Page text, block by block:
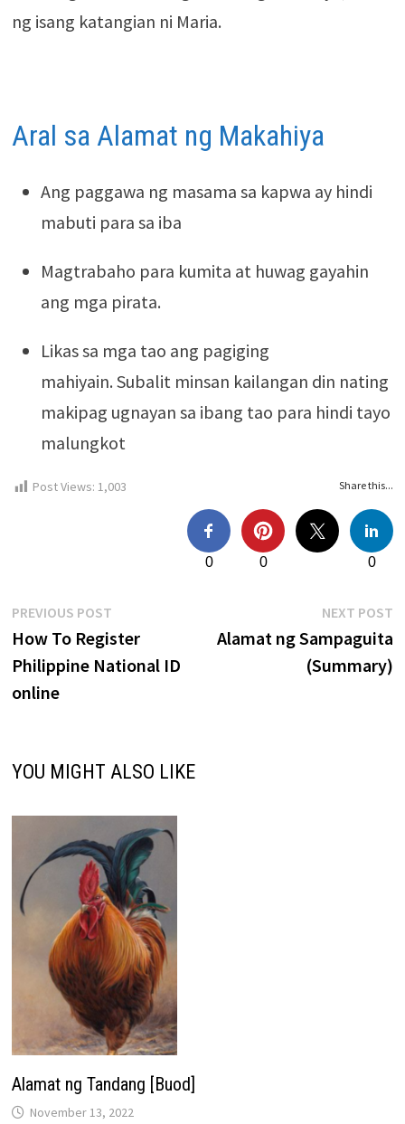
ng isang katangian ni Maria.
Aral sa Alamat ng Makahiya
Ang paggawa ng masama sa kapwa ay hindi
mabuti para sa iba
Magtrabaho para kumita at huwag gayahin
ang mga pirata.
Likas sa mga tao ang pagiging
mahiyain. Subalit minsan kailangan din nating
makipag ugnayan sa ibang tao para hindi tayo
malungkot
Share this...
0 0 0
Post Views: 1,003
Post
navigation
PREVIOUS POSTPrevious
post:
How To Register
Philippine National ID
online
NEXT POST
Alamat ng Sampaguita
(Summary)
YOU MIGHT ALSO LIKE
Alamat ng Tandang [Buod]
November 13, 2022